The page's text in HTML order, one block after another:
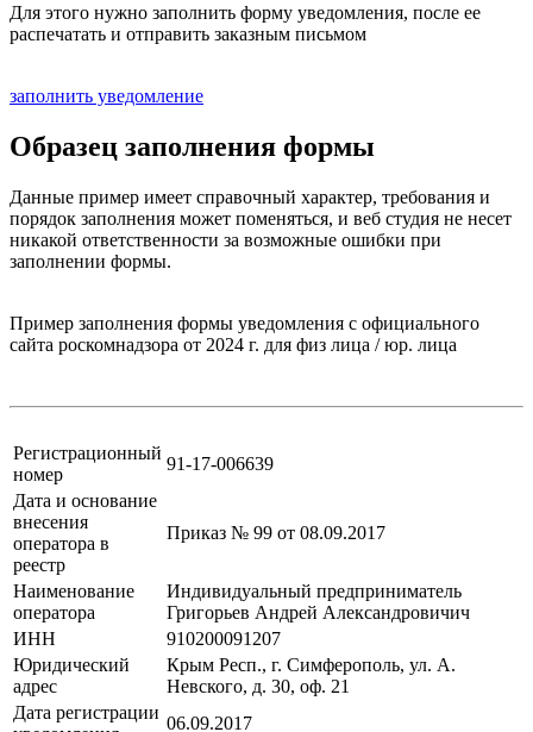
Для этого нужно заполнить форму уведомления, после ее
распечатать и отправить заказным письмом
заполнить уведомление
Образец заполнения формы
Данные пример имеет справочный характер, требования и
порядок заполнения может поменяться, и веб студия не несет
никакой ответственности за возможные ошибки при
заполнении формы.
Пример заполнения формы уведомления с официального
сайта роскомнадзора от 2024 г. для физ лица / юр. лица
Регистрационный
номер
91-17-006639
Дата и основание
внесения
оператора в
реестр
Приказ № 99 от 08.09.2017
Наименование
оператора
Индивидуальный предприниматель
Григорьев Андрей Александровичич
ИНН
910200091207
Юридический
адрес
Крым Респ., г. Симферополь, ул. А.
Невского, д. 30, оф. 21
Дата регистрации
06.09.2017